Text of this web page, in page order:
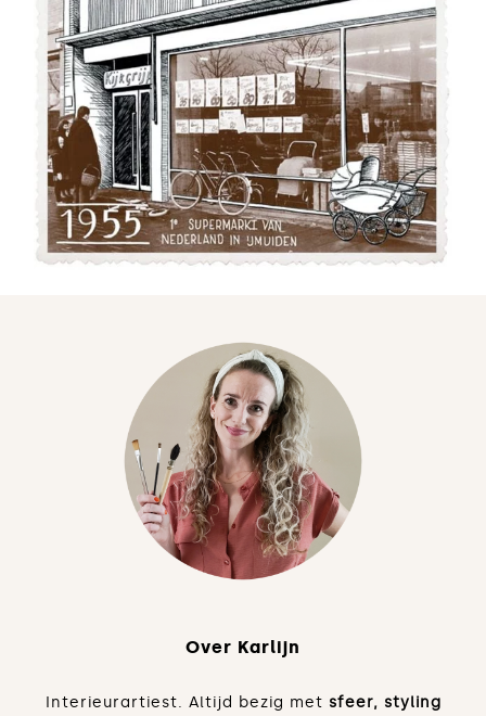
Dekamarkt | 70 jaar
supermarkten in
fotografie met
tekeningen
Over Karlijn
Interieurartiest. Altijd bezig met sfeer, styling